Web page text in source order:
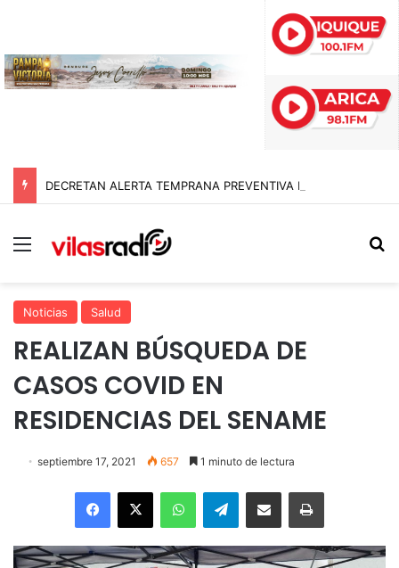
Menú
Noticias Salud
REALIZAN BÚSQUEDA DE
CASOS COVID EN
RESIDENCIAS DEL SENAME
septiembre 17, 2021 657 1 minuto de lectura
Facebook
X WhatsAppTelegramEnviar vía email Imprimir